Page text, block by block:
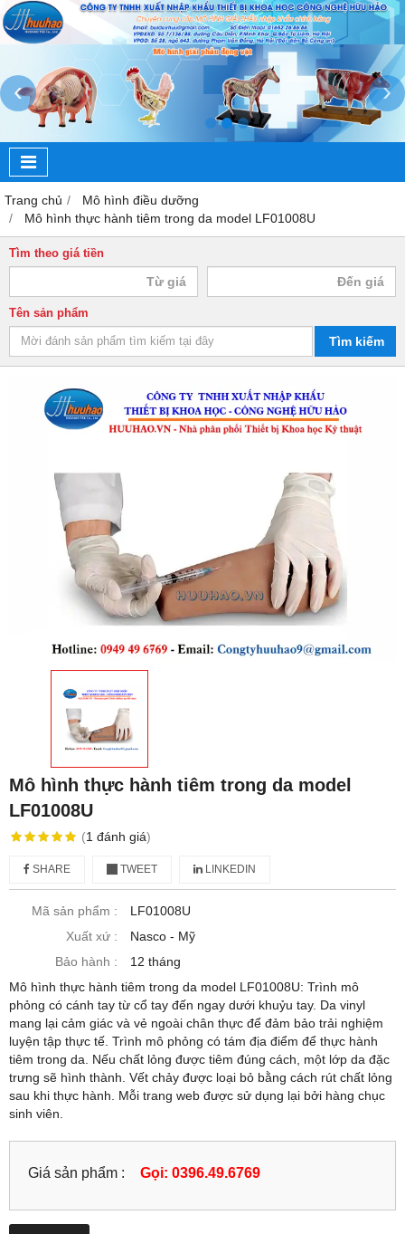
‹ ›
Trang chủ
Mô hình điều dưỡng
Mô hình thực hành tiêm trong da model LF01008U
Tìm theo giá tiền
Tên sản phẩm
Tìm kiếm
Mô hình thực hành tiêm trong da model
LF01008U
(1 đánh giá)
SHARE TWEET LINKEDIN
Mã sản phẩm :
LF01008U
Xuất xứ :
Nasco - Mỹ
Bảo hành :
12 tháng
Mô hình thực hành tiêm trong da model LF01008U: Trình mô
phỏng có cánh tay từ cổ tay đến ngay dưới khuỷu tay. Da vinyl
mang lại cảm giác và vẻ ngoài chân thực để đảm bảo trải nghiệm
luyện tập thực tế. Trình mô phỏng có tám địa điểm để thực hành
tiêm trong da. Nếu chất lỏng được tiêm đúng cách, một lớp da đặc
trưng sẽ hình thành. Vết chảy được loại bỏ bằng cách rút chất lỏng
sau khi thực hành. Mỗi trang web được sử dụng lại bởi hàng chục
sinh viên.
Giá sản phẩm : Gọi: 0396.49.6769